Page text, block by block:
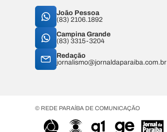
João Pessoa
(83) 2106.1892
Campina Grande
(83) 3315-3204
Redação
jornalismo@jornaldaparaiba.com.br
© REDE PARAÍBA DE COMUNICAÇÃO